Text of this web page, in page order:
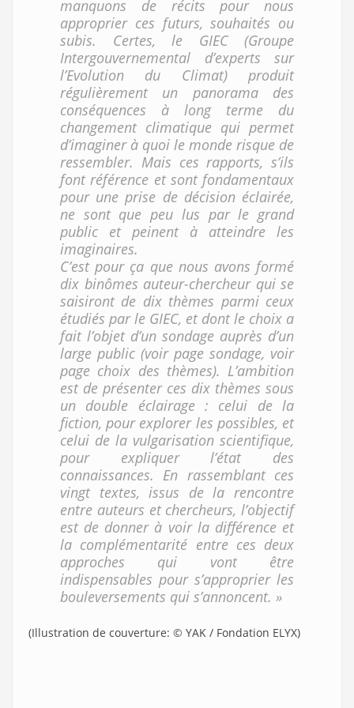
manquons de récits pour nous
approprier ces futurs, souhaités ou
subis. Certes, le GIEC (Groupe
Intergouvernemental d’experts sur
l’Evolution du Climat) produit
régulièrement un panorama des
conséquences à long terme du
changement climatique qui permet
d’imaginer à quoi le monde risque de
ressembler. Mais ces rapports, s’ils
font référence et sont fondamentaux
pour une prise de décision éclairée,
ne sont que peu lus par le grand
public et peinent à atteindre les
imaginaires.
C’est pour ça que nous avons formé
dix binômes auteur-chercheur qui se
saisiront de dix thèmes parmi ceux
étudiés par le GIEC, et dont le choix a
fait l’objet d’un sondage auprès d’un
large public (voir page sondage, voir
page choix des thèmes). L’ambition
est de présenter ces dix thèmes sous
un double éclairage : celui de la
fiction, pour explorer les possibles, et
celui de la vulgarisation scientifique,
pour expliquer l’état des
connaissances. En rassemblant ces
vingt textes, issus de la rencontre
entre auteurs et chercheurs, l’objectif
est de donner à voir la différence et
la complémentarité entre ces deux
approches qui vont être
indispensables pour s’approprier les
bouleversements qui s’annoncent. »
(Illustration de couverture: © YAK / Fondation ELYX)